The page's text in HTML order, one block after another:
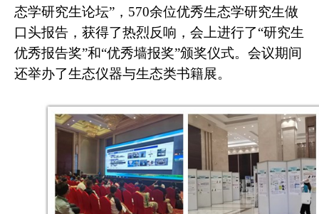
态学研究生论坛”，570余位优秀生态学研究生做
口头报告，获得了热烈反响，会上进行了“研究生
优秀报告奖”和“优秀墙报奖”颁奖仪式。会议期间
还举办了生态仪器与生态类书籍展。